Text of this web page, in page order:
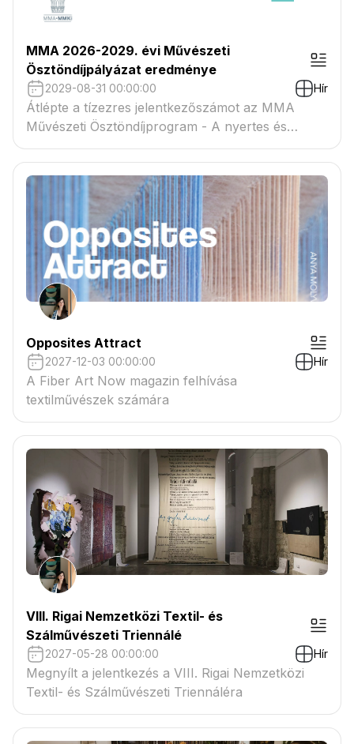
MMA 2026-2029. évi Művészeti
Ösztöndíjpályázat eredménye
2029-08-31 00:00:00 Hír
Átlépte a tízezres jelentkezőszámot az MMA
Művészeti Ösztöndíjprogram - A nyertes és
tartaléklistás pályázók névsora megtekinthető a
csatolmányban
Opposites Attract
2027-12-03 00:00:00 Hír
A Fiber Art Now magazin felhívása
textilművészek számára
VIII. Rigai Nemzetközi Textil- és
Szálművészeti Triennálé
2027-05-28 00:00:00 Hír
Megnyílt a jelentkezés a VIII. Rigai Nemzetközi
Textil- és Szálművészeti Triennáléra